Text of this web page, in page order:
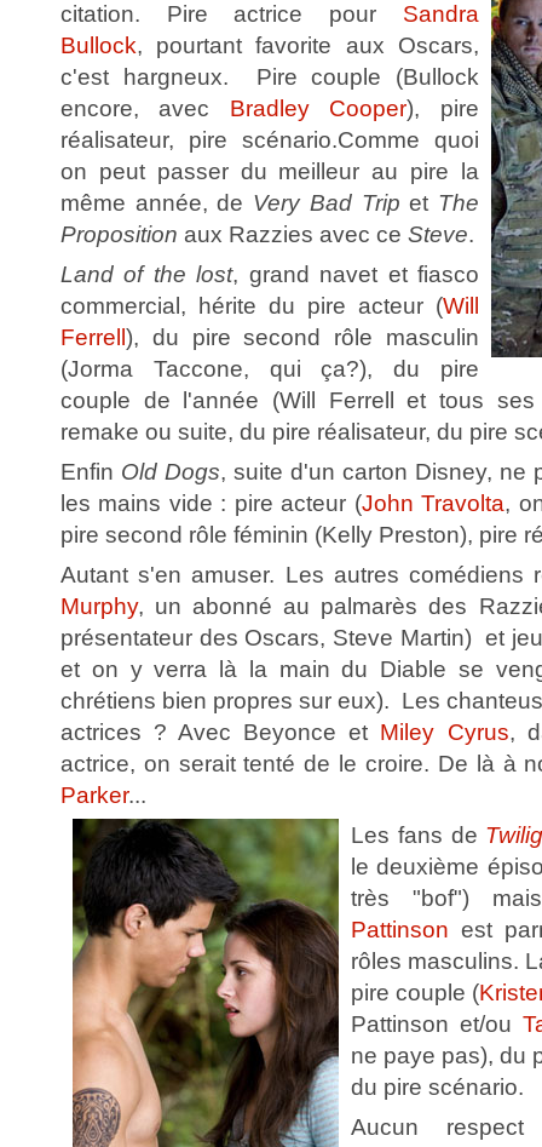
citation. Pire actrice pour Sandra
Bullock, pourtant favorite aux Oscars,
c'est hargneux. Pire couple (Bullock
encore, avec Bradley Cooper), pire
réalisateur, pire scénario.Comme quoi
on peut passer du meilleur au pire la
même année, de Very Bad Trip et The
Proposition aux Razzies avec ce Steve.
Land of the lost, grand navet et fiasco
commercial, hérite du pire acteur (Will
Ferrell), du pire second rôle masculin
(Jorma Taccone, qui ça?), du pire
couple de l'année (Will Ferrell et tous ses
remake ou suite, du pire réalisateur, du pire
Enfin Old Dogs, suite d'un carton Disney, ne
les mains vide : pire acteur (John Travolta,
pire second rôle féminin (Kelly Preston), pire
Autant s'en amuser. Les autres comédiens
Murphy, un abonné au palmarès des
présentateur des Oscars, Steve Martin) et
et on y verra là la main du Diable se
chrétiens bien propres sur eux). Les
actrices ? Avec Beyonce et Miley Cyrus,
actrice, on serait tenté de le croire. De là à
Parker...
Les fans de
le deuxième
très "bof")
Pattinson est
rôles masculins.
pire couple (
Pattinson et/ou
ne paye pas), du
du pire scénario.
Aucun